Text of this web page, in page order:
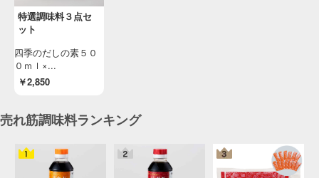
特選調味料３点セ
ット
四季のだしの素５０
０ｍｌ×...
￥2,850
売れ筋調味料ランキング